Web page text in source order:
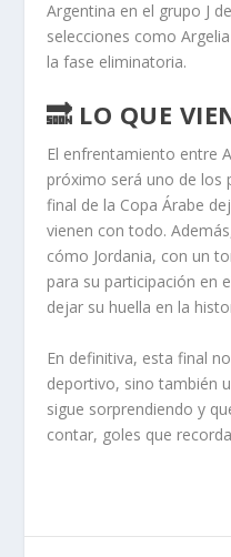
Argentina en el grupo J
selecciones como
la fase eliminatoria.
🔜 LO QUE
El enfrentamiento entre
próximo será uno de los
final de la Copa Árabe
vienen con todo.
cómo Jordania, con un
para su participación en
dejar su huella en la
En definitiva, esta final
deportivo, sino también
sigue sorprendiendo y
contar, goles que